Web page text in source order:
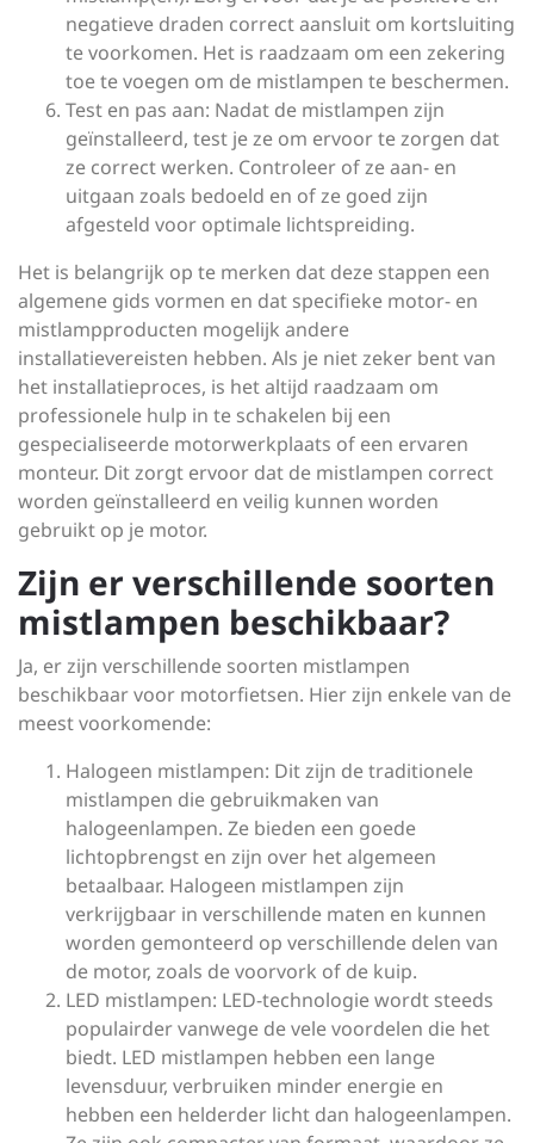
negatieve draden correct aansluit om kortsluiting
te voorkomen. Het is raadzaam om een ​​zekering
toe te voegen om de mistlampen te beschermen.
Test en pas aan: Nadat de mistlampen zijn
geïnstalleerd, test je ze om ervoor te zorgen dat
ze correct werken. Controleer of ze aan- en
uitgaan zoals bedoeld en of ze goed zijn
afgesteld voor optimale lichtspreiding.
Het is belangrijk op te merken dat deze stappen een
algemene gids vormen en dat specifieke motor- en
mistlampproducten mogelijk andere
installatievereisten hebben. Als je niet zeker bent van
het installatieproces, is het altijd raadzaam om
professionele hulp in te schakelen bij een
gespecialiseerde motorwerkplaats of een ervaren
monteur. Dit zorgt ervoor dat de mistlampen correct
worden geïnstalleerd en veilig kunnen worden
gebruikt op je motor.
Zijn er verschillende soorten
mistlampen beschikbaar?
Ja, er zijn verschillende soorten mistlampen
beschikbaar voor motorfietsen. Hier zijn enkele van de
meest voorkomende:
Halogeen mistlampen: Dit zijn de traditionele
mistlampen die gebruikmaken van
halogeenlampen. Ze bieden een goede
lichtopbrengst en zijn over het algemeen
betaalbaar. Halogeen mistlampen zijn
verkrijgbaar in verschillende maten en kunnen
worden gemonteerd op verschillende delen van
de motor, zoals de voorvork of de kuip.
LED mistlampen: LED-technologie wordt steeds
populairder vanwege de vele voordelen die het
biedt. LED mistlampen hebben een lange
levensduur, verbruiken minder energie en
hebben een helderder licht dan halogeenlampen.